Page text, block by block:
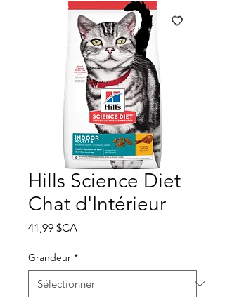
Hills Science Diet
Chat d'Intérieur
41,99 $CAPrix
Grandeur *